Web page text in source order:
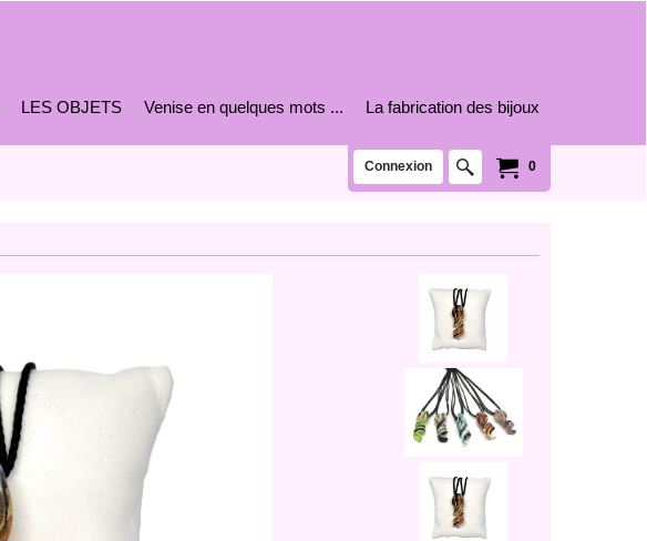
LES OBJETS Venise en quelques mots ... La fabrication des bijoux
0
Connexion